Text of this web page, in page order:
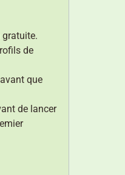
de
que
de lancer